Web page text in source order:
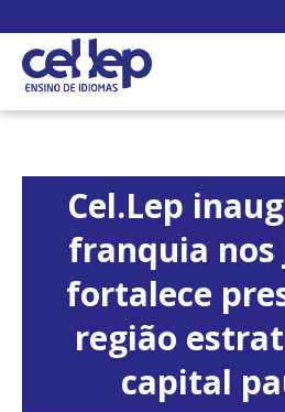
Cel.Lep
franquia nos
fortalece
região
capital